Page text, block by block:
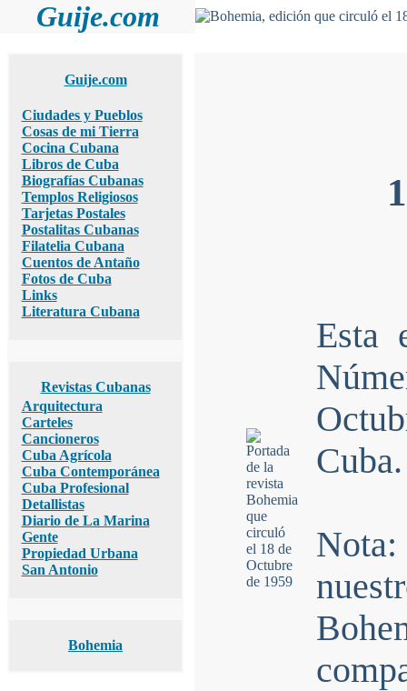
Guije.com
Guije.com
Ciudades y Pueblos
Cosas de mi Tierra
Cocina Cubana
Libros de Cuba
Biografías Cubanas
Templos Religiosos
Tarjetas Postales
Postalitas Cubanas
Filatelia Cubana
Cuentos de Antaño
Fotos de Cuba
Links
Literatura Cubana
Revistas Cubanas
Arquitectura
Carteles
Cancioneros
Cuba Agrícola
Cuba Contemporánea
Cuba Profesional
Detallistas
Diario de La Marina
Gente
Propiedad Urbana
San Antonio
Bohemia
Esta
Cuba.